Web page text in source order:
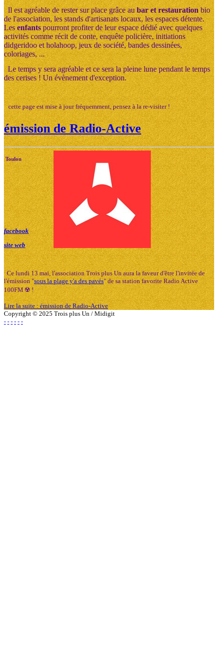
Il est agréable de rester sur place grâce aubar et restaurationbio
de l'association, les stands d'artisanats locaux, les espaces détente.
Lesenfantspourront profiter de leur espace dédié avec quelques
activités comme récit de conte, enquête policière, initiations
didgeridoo et holahoop, jeux de société, bandes dessinées,
coloriages, ...
Le temps y sera agréable et ce sera la pleine lune pendant le temps
des cerises ! Un évènement d'exception.
cette page est mise à jour fréquemment, pensez à la re-visiter !
émission de Radio-Active
Toulon
facebook
site web
Ce lundi 13 mai, l'association Trois plus Un aura la faveur d'être l'invitée de
l'émission "sous la plage y'a des pavés" de sa station favorite Radio Active
100FM ☢️ !
Lire la suite : émission de Radio-Active
Copyright © 2025 Trois plus Un / Midigit
- - - - - -